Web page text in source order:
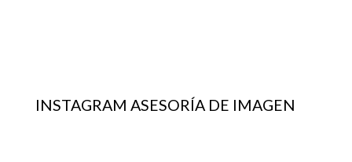
INSTAGRAM ASESORÍA DE IMAGEN